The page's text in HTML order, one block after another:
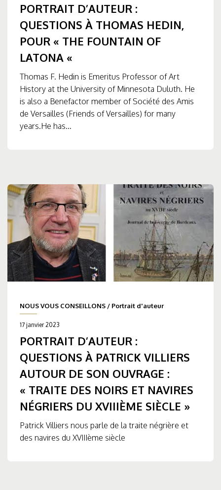
PORTRAIT D’AUTEUR :
QUESTIONS À THOMAS HEDIN,
POUR « THE FOUNTAIN OF
LATONA «
Thomas F. Hedin is Emeritus Professor of Art
History at the University of Minnesota Duluth. He
is also a Benefactor member of Société des Amis
de Versailles (Friends of Versailles) for many
years.He has...
NOUS VOUS CONSEILLONS / Portrait d'auteur
17 janvier 2023
PORTRAIT D’AUTEUR :
QUESTIONS À PATRICK VILLIERS
AUTOUR DE SON OUVRAGE :
« TRAITE DES NOIRS ET NAVIRES
NÉGRIERS DU XVIIIÈME SIÈCLE »
Patrick Villiers nous parle de la traite négrière et
des navires du XVIIIème siècle